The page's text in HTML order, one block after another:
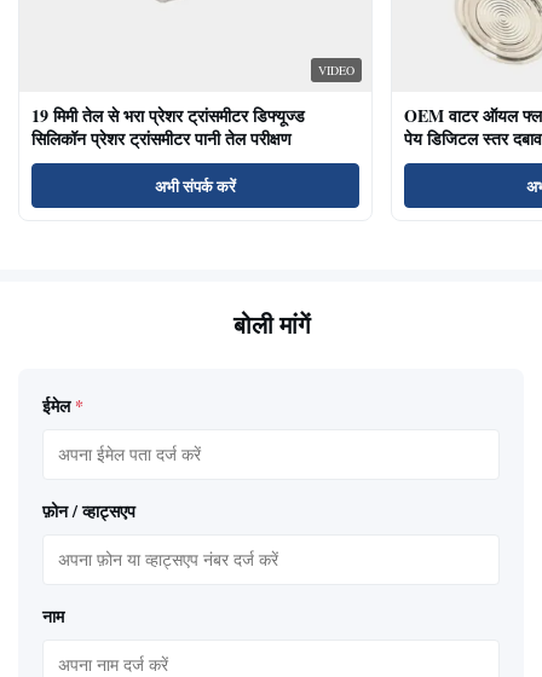
VIDEO
19 मिमी तेल से भरा प्रेशर ट्रांसमीटर डिफ्यूज्ड
सिलिकॉन प्रेशर ट्रांसमीटर पानी तेल परीक्षण
अभी संपर्क करें
OEM वाटर ऑयल
पेय डिजिटल स्तर
बोली मांगें
ईमेल *
फ़ोन / व्हाट्सएप
नाम